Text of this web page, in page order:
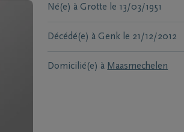
Né(e) à Grotte le 13/03/1951
Décédé(e) à Genk le 21/12/2012
Domicilié(e) à Maasmechelen